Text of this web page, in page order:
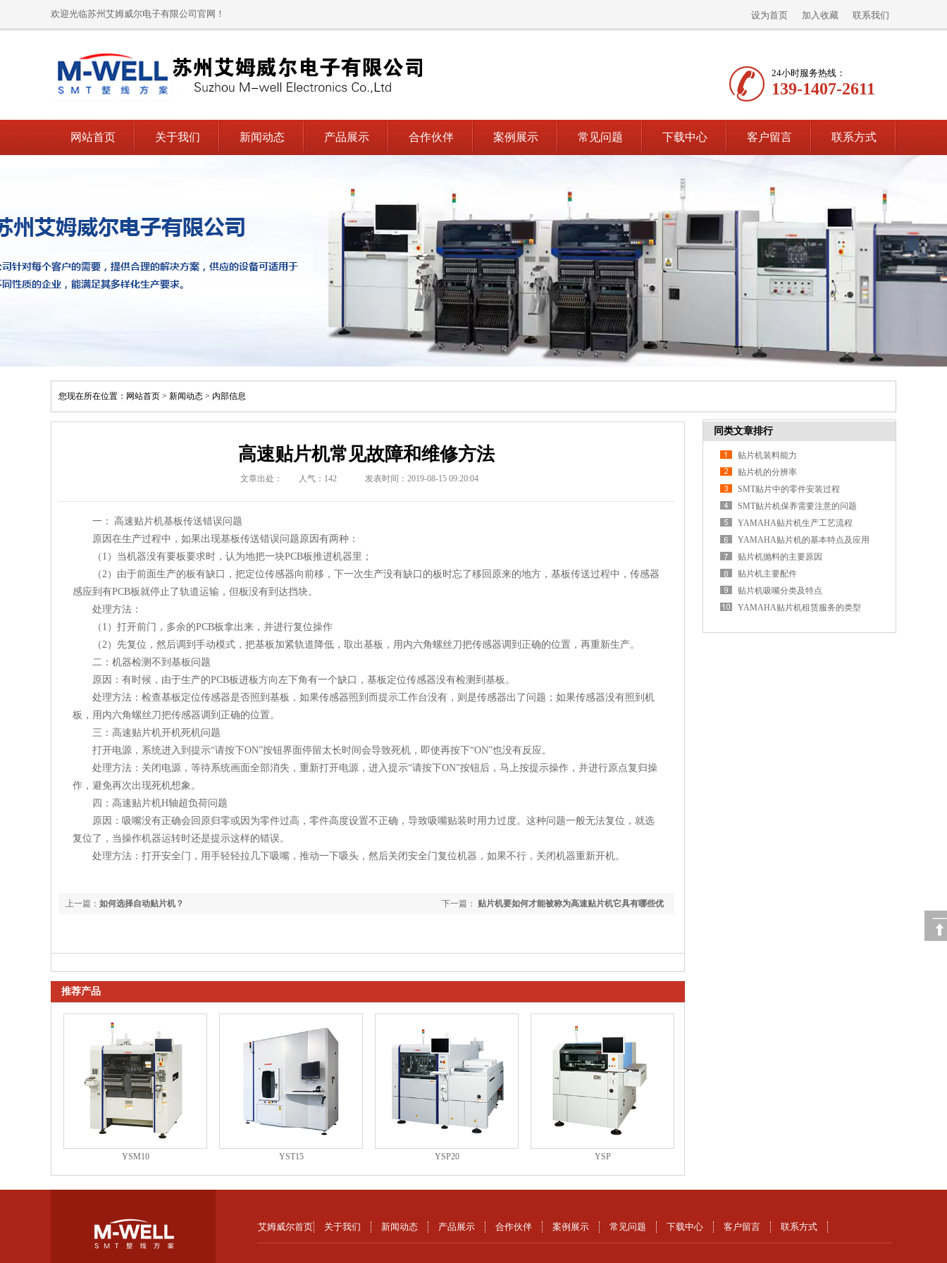
欢迎光临苏州艾姆威尔电子有限公司官网！ 设为首页 加入收藏 联系我们
24小时服务热线：
139-1407-2611
网站首页 关于我们 新闻动态 产品展示 合作伙伴 案例展示 常见问题 下载中心 客户留言 联系方式
您现在所在位置： 网站首页 > 新闻动态 > 内部信息
高速贴片机常见故障和维修方法
文章出处： 人气： 142 发表时间：2019-08-15 09:20:04
一： 高速贴片机基板传送错误问题
原因在生产过程中，如果出现基板传送错误问题原因有两种：
（1）当机器没有要板要求时，认为地把一块PCB板推进机器里；
（2）由于前面生产的板有缺口，把定位传感器向前移，下一次生产没有缺口的板时忘了移回原来的地方，基板传送过程中，传感器
感应到有PCB板就停止了轨道运输，但板没有到达挡块。
处理方法：
（1）打开前门，多余的PCB板拿出来，并进行复位操作
（2）先复位，然后调到手动模式，把基板加紧轨道降低，取出基板，用内六角螺丝刀把传感器调到正确的位置，再重新生产。
二：机器检测不到基板问题
原因：有时候，由于生产的PCB板进板方向左下角有一个缺口，基板定位传感器没有检测到基板。
处理方法：检查基板定位传感器是否照到基板，如果传感器照到而提示工作台没有，则是传感器出了问题；如果传感器没有照到机
板，用内六角螺丝刀把传感器调到正确的位置。
三：高速贴片机开机死机问题
打开电源，系统进入到提示“请按下ON”按钮界面停留太长时间会导致死机，即使再按下“ON”也没有反应。
处理方法：关闭电源，等待系统画面全部消失，重新打开电源，进入提示“请按下ON”按钮后，马上按提示操作，并进行原点复归操
作，避免再次出现死机想象。
四：高速贴片机H轴超负荷问题
原因：吸嘴没有正确会回原归零或因为零件过高，零件高度设置不正确，导致吸嘴贴装时用力过度。这种问题一般无法复位，就选
复位了，当操作机器运转时还是提示这样的错误。
处理方法：打开安全门，用手轻轻拉几下吸嘴，推动一下吸头，然后关闭安全门复位机器，如果不行，关闭机器重新开机。
下一篇： 贴片机要如何才能被称为高速贴片机它具有哪些优
上一篇： ​如何选择自动贴片机？
推荐产品
YSM10 YST15 YSP20 YSP
同类文章排行
贴片机装料能力
贴片机的分辨率
SMT贴片中的零件安装过程
SMT贴片机保养需要注意的问题
YAMAHA贴片机生产工艺流程
YAMAHA贴片机的基本特点及应用
贴片机抛料的主要原因
贴片机主要配件
贴片机吸嘴分类及特点
YAMAHA贴片机租赁服务的类型
艾姆威尔首页 关于我们 新闻动态 产品展示 合作伙伴 案例展示 常见问题 下载中心 客户留言 联系方式